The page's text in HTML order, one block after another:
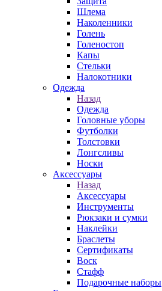
Шлема
Наколенники
Голень
Голеностоп
Капы
Стельки
Налокотники
Одежда
Назад
Одежда
Головные уборы
Футболки
Толстовки
Лонгсливы
Носки
Аксессуары
Назад
Аксессуары
Инструменты
Рюкзаки и сумки
Наклейки
Браслеты
Сертификаты
Воск
Стафф
Подарочные наборы